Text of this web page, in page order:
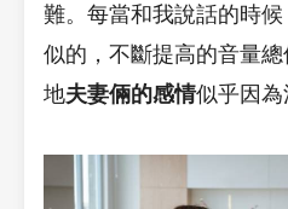
難。每當和我說話的時
似的，不斷提高的音量
地夫妻倆的感情似乎因為